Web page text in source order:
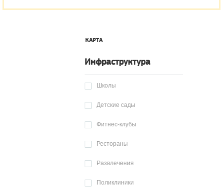
КАРТА
Инфраструктура
Школы
Детские сады
Фитнес-клубы
Рестораны
Развлечения
Поликлиники